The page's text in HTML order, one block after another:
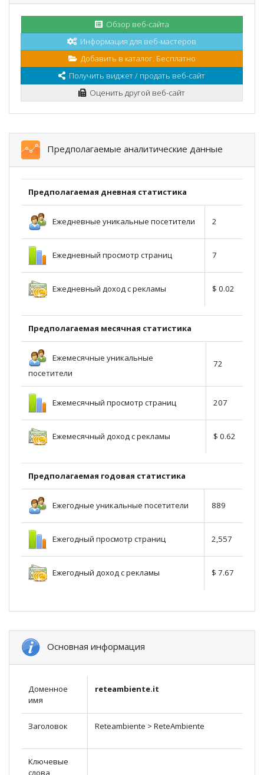
Обзор веб-сайта
Информация для веб-мастеров
Добавить в каталог. Бесплатно
Получить виджет / продать веб-сайт
Оценить другой веб-сайт
Предполагаемые аналитические данные
Предполагаемая дневная статистика
Ежедневные уникальные посетители 2
Ежедневный просмотр страниц 7
Ежедневный доход с рекламы $ 0.02
Предполагаемая месячная статистика
Ежемесячные уникальные
посетители
72
Ежемесячный просмотр страниц 207
Ежемесячный доход с рекламы $ 0.62
Предполагаемая годовая статистика
Ежегодные уникальные посетители 889
Ежегодный просмотр страниц 2,557
Ежегодный доход с рекламы $ 7.67
Основная информация
Доменное
имя
reteambiente.it
Заголовок Reteambiente > ReteAmbiente
Ключевые